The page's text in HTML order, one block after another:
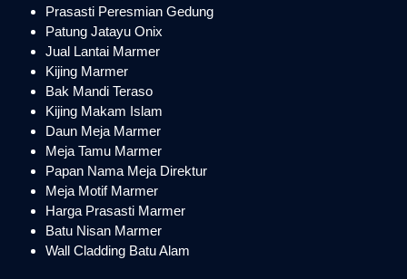
Prasasti Peresmian Gedung
Patung Jatayu Onix
Jual Lantai Marmer
Kijing Marmer
Bak Mandi Teraso
Kijing Makam Islam
Daun Meja Marmer
Meja Tamu Marmer
Papan Nama Meja Direktur
Meja Motif Marmer
Harga Prasasti Marmer
Batu Nisan Marmer
Wall Cladding Batu Alam